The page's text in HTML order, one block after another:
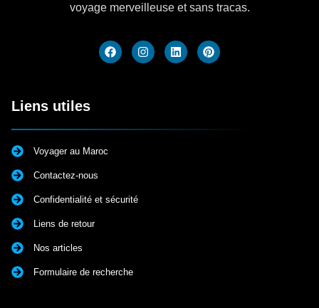
voyage merveilleuse et sans tracas.
Liens utiles
Voyager au Maroc
Contactez-nous
Confidentialité et sécurité
Liens de retour
Nos articles
Formulaire de recherche